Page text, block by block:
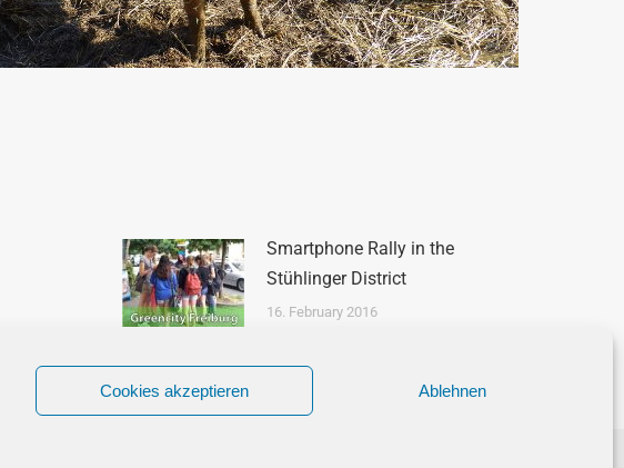
Cookies akzeptieren Ablehnen
Smartphone Rally in the
Stühlinger District
16. February 2016